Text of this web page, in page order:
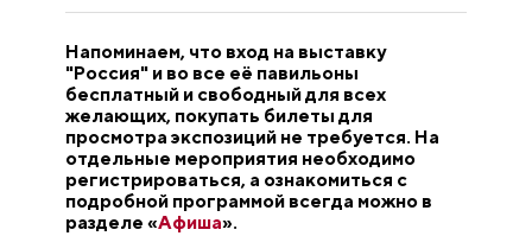
Напоминаем, что вход на выставку
"Россия" и во все её павильоны
бесплатный и свободный для всех
желающих, покупать билеты для
просмотра экспозиций не требуется. На
отдельные мероприятия необходимо
регистрироваться, а ознакомиться с
подробной программой всегда можно в
разделе «Афиша».